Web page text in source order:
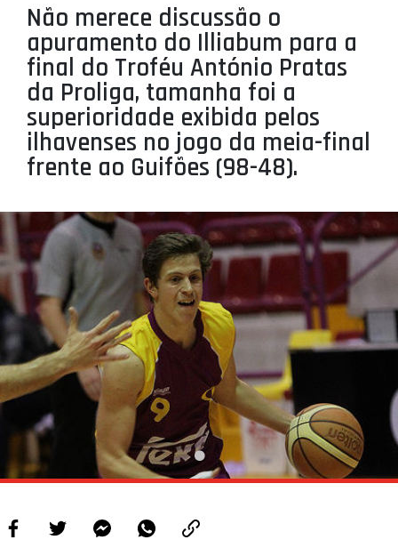
SELEÇÕES
MINIBASQUETE
ÁREA TÉCNICA
PROJETOS
LIGA BETCLIC MASCULINA
LIGA BETCLIC FEMININA
Não merece discussão o
apuramento do Illiabum para a
final do Troféu António Pratas
da Proliga, tamanha foi a
superioridade exibida pelos
ilhavenses no jogo da meia-final
frente ao Guifões (98-48).